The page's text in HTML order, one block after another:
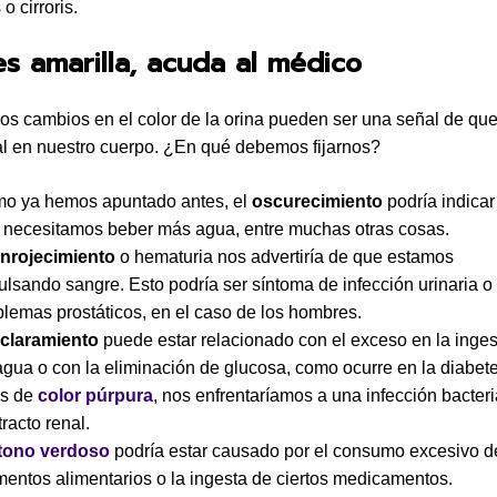
cirroris.
amarilla, acuda al médico
cambios en el color de la orina pueden ser una señal de
en nuestro cuerpo. ¿En qué debemos fijarnos?
ya hemos apuntado antes, el oscurecimiento podría indicar
beber más agua, entre muchas otras cosas.
o hematuria nos advertiría de que estamos
sangre. Esto podría ser síntoma de infección urinaria o
prostáticos, en el caso de los hombres.
puede estar relacionado con el exceso en la
o con la eliminación de glucosa, como ocurre en la
de color púrpura, nos enfrentaríamos a una infección
renal.
verdoso podría estar causado por el consumo excesivo
alimentarios o la ingesta de ciertos medicamentos.